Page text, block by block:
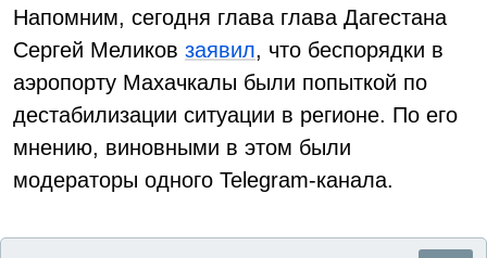
Напомним, сегодня глава глава Дагестана
Сергей Меликов заявил, что беспорядки в
аэропорту Махачкалы были попыткой по
дестабилизации ситуации в регионе. По его
мнению, виновными в этом были
модераторы одного Telegram-канала.